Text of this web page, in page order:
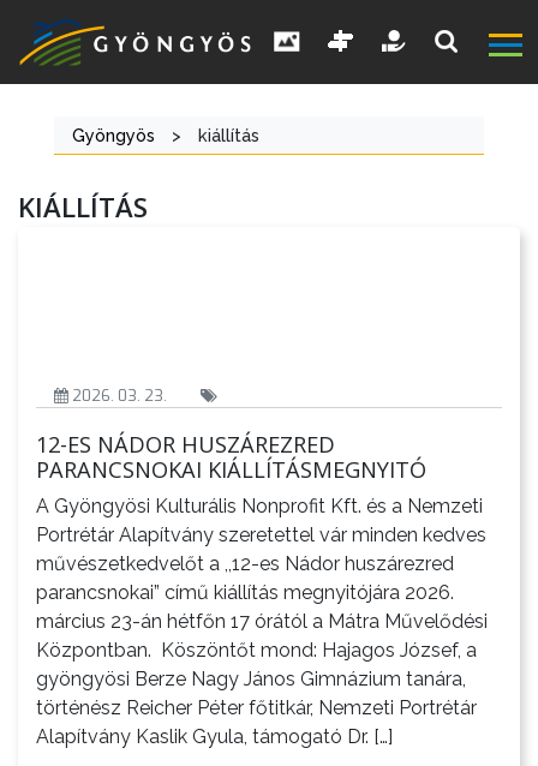
KIEMELT
LÁTVÁNYOSSÁGOK
GYÖNGYÖS
VÁROS
ÉRTÉKTÁRA
VÁROSUNKRÓL
LAKOSSÁGI
Gyöngyös > kiállítás
KIÁLLÍTÁS
2026. 03. 23.
12-ES NÁDOR HUSZÁREZRED
PARANCSNOKAI KIÁLLÍTÁSMEGNYITÓ
A Gyöngyösi Kulturális Nonprofit Kft. és a Nemzeti
Portrétár Alapítvány szeretettel vár minden kedves
művészetkedvelőt a ,,12-es Nádor huszárezred
parancsnokai” című kiállítás megnyitójára 2026.
március 23-án hétfőn 17 órától a Mátra Művelődési
Központban. Köszöntőt mond: Hajagos József, a
gyöngyösi Berze Nagy János Gimnázium tanára,
történész Reicher Péter főtitkár, Nemzeti Portrétár
Alapítvány Kaslik Gyula, támogató Dr. […]